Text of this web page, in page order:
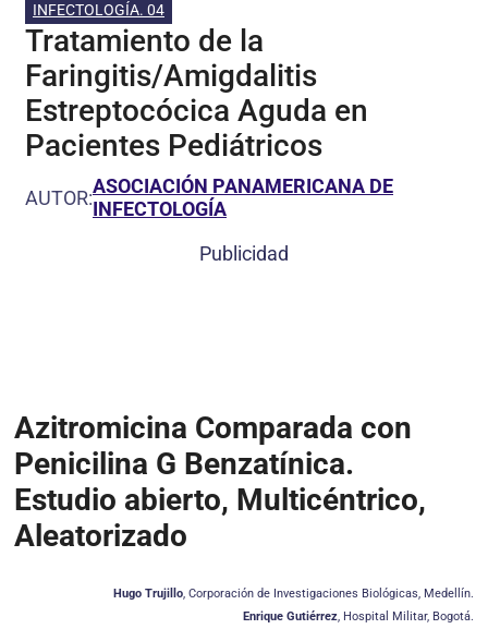
INFECTOLOGÍA. 04
Tratamiento de la
Faringitis/Amigdalitis
Estreptocócica Aguda en
Pacientes Pediátricos
AUTOR:ASOCIACIÓN PANAMERICANA DE
INFECTOLOGÍA
Publicidad
Azitromicina Comparada con
Penicilina G Benzatínica.
Estudio abierto, Multicéntrico,
Aleatorizado
Hugo Trujillo, Corporación de Investigaciones Biológicas, Medellín.
Enrique Gutiérrez, Hospital Militar, Bogotá.